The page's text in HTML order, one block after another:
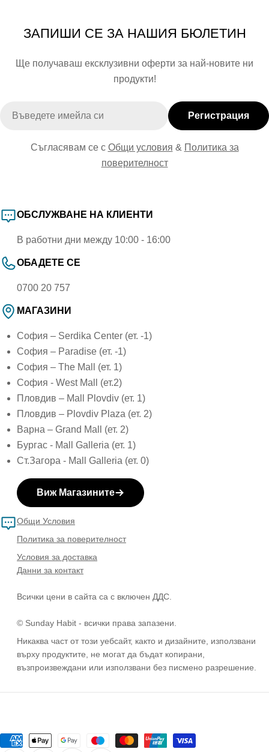
ЗАПИШИ СЕ ЗА НАШИЯ БЮЛЕТИН
Ще получаваш ексклузивни оферти за най-новите ни
продукти!
Регистрация
Съгласявам се с Общи условия & Политика за
поверителност
ОБСЛУЖВАНЕ НА КЛИЕНТИ
В работни дни между 10:00 - 16:00
ОБАДЕТЕ СЕ
0700 20 757
МАГАЗИНИ
София – Serdika Center (ет. -1)
София – Paradise (ет. -1)
София – The Mall (ет. 1)
София - West Mall (ет.2)
Пловдив – Mall Plovdiv (ет. 1)
Пловдив – Plovdiv Plaza (ет. 2)
Варна – Grand Mall (ет. 2)
Бургас - Mall Galleria (ет. 1)
Ст.Загора - Mall Galleria (ет. 0)
Виж Магазините
Общи Условия
Политика за поверителност
Условия за доставка
Данни за контакт
Всички цени в сайта са с включен ДДС.
© Sunday Habit - всички права запазени.
Никаква част от този уебсайт, както и дизайните, използвани
върху продуктите, не могат да бъдат копирани,
възпроизвеждани или използвани без писмено разрешение.
Методи